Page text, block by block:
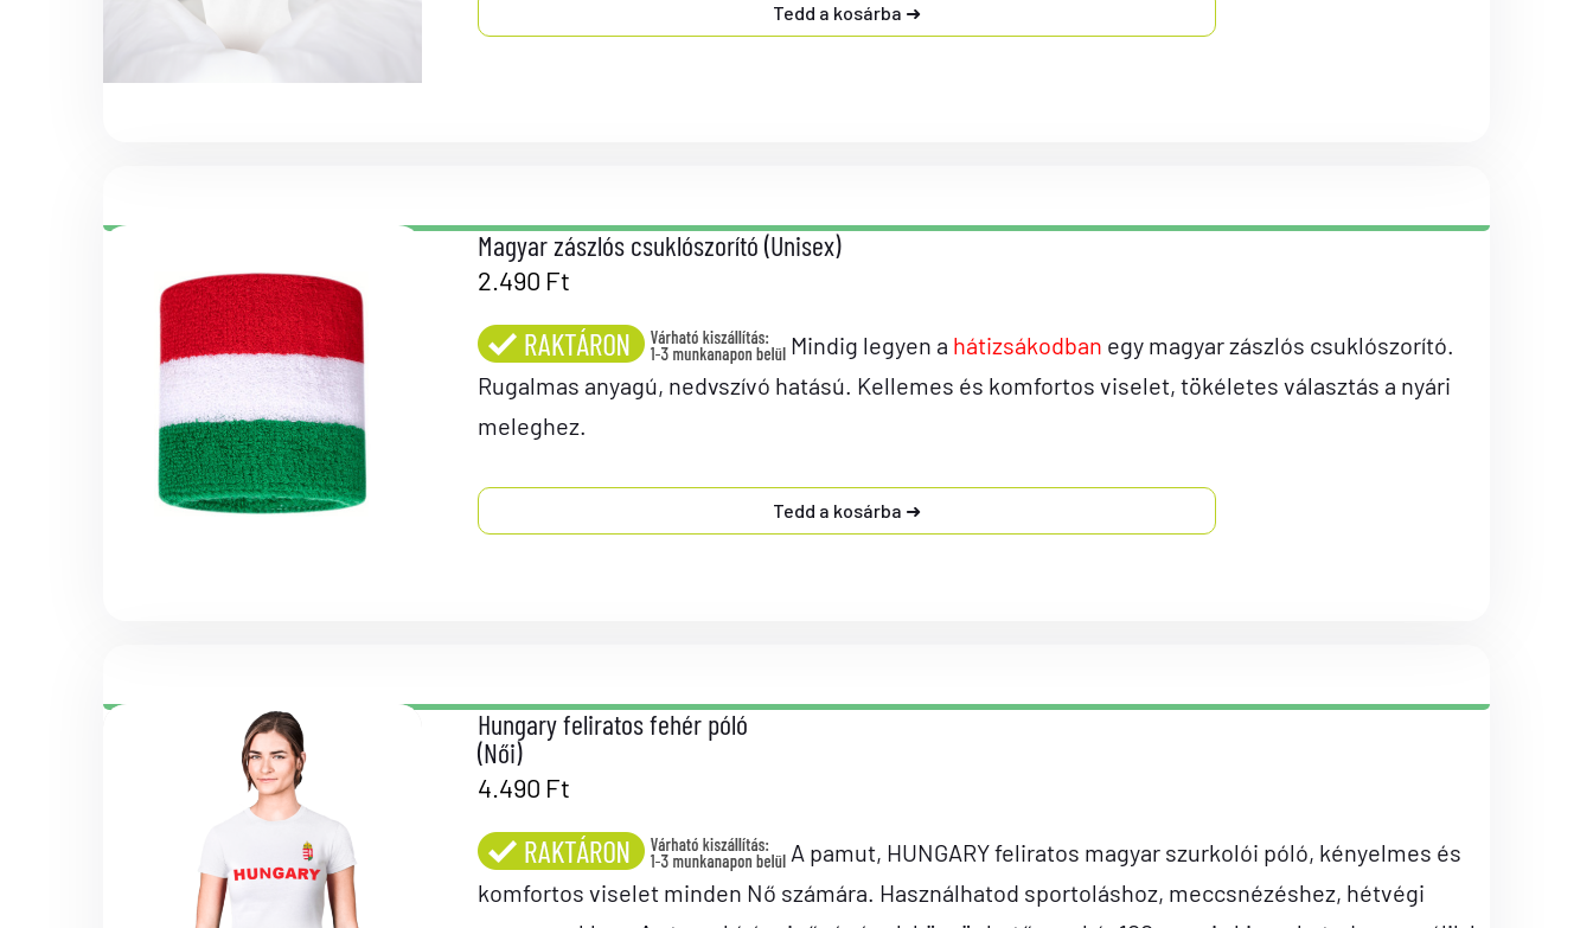
Tedd a kosárba
Magyar zászlós csuklószorító (Unisex)
2.490 Ft
Mindig legyen a hátizsákodban egy magyar zászlós csuklószorító.
Rugalmas anyagú, nedvszívó hatású. Kellemes és komfortos viselet, tökéletes választás a nyári
meleghez.
Tedd a kosárba
Hungary feliratos fehér póló
(Női)
4.490 Ft
A pamut, HUNGARY feliratos magyar szurkolói póló, kényelmes és
komfortos viselet minden Nő számára. Használhatod sportoláshoz, meccsnézéshez, hétvégi